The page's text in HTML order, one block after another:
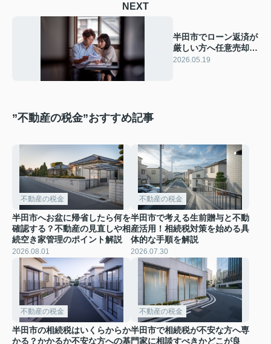
NEXT
半田市でローン返済が
厳しい方へ任意売却の
基本！生活再建につな
2026.05.19
”不動産の税金”おすすめ記事
不動産の税金
半田市へお盆に帰省したら何を
確認する？不動産の見直しや相
続空き家管理のポイント解説
2026.08.01
不動産の税金
半田市で考える生前贈与と不動
産活用！相続税対策を始める具
体的な手順を解説
2026.07.30
不動産の税金
半田市の相続税はいくらからか
かる？かかるか不安な方への基
不動産の税金
半田市で相続税が不安な方へ専
門家に相談すべきかどこが良